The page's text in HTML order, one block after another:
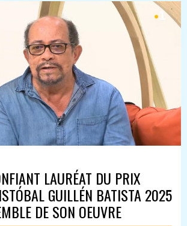
LAURÉAT DU PRIX
GUILLÉN BATISTA 2025
DE SON OEUVRE